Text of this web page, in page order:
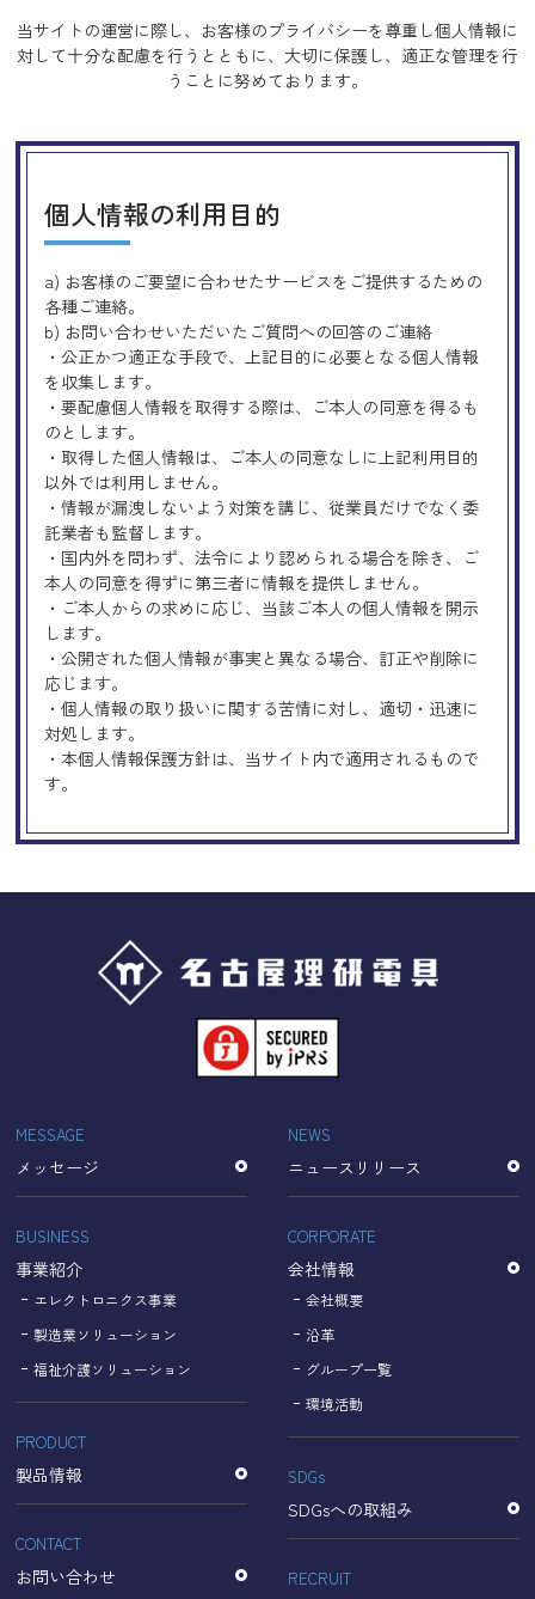
当サイトの運営に際し、お客様のプライバシーを尊重し個人情報に
対して十分な配慮を行うとともに、 大切に保護し、適正な管理を行
うことに努めております。
個人情報の利用目的
a) お客様のご要望に合わせたサービスをご提供するための
各種ご連絡。
b) お問い合わせいただいたご質問への回答のご連絡
・公正かつ適正な手段で、上記目的に必要となる個人情報
を収集します。
・要配慮個人情報を取得する際は、ご本人の同意を得るも
のとします。
・取得した個人情報は、ご本人の同意なしに上記利用目的
以外では利用しません。
・情報が漏洩しないよう対策を講じ、従業員だけでなく委
託業者も監督します。
・国内外を問わず、法令により認められる場合を除き、ご
本人の同意を得ずに第三者に情報を提供しません。
・ご本人からの求めに応じ、当該ご本人の個人情報を開示
します。
・公開された個人情報が事実と異なる場合、訂正や削除に
応じます。
・個人情報の取り扱いに関する苦情に対し、適切・迅速に
対処します。
・本個人情報保護方針は、当サイト内で適用されるもので
す。
Googleアナリティクスの使用につい
当サイトでは、より良いサービスの提供、またユーザビリ
ティの向上のため、Googleアナリティクスを使用し、当サ
イトの利用状況などのデータ収集及び解析を行っておりま
す。その際、「Cookie」を通じて、Googleがお客様のIPア
ドレスなどの情報を収集する場合がありますが、
「Cookie」で収集される情報は個人を特定できるものでは
収集されたデータはGoogleのプライバシーポリシーにおい
て管理されます。
なお、当サイトのご利用をもって、上述の方法・目的にお
いてGoogle及び当サイトが行うデータ処理に関し、お客様
【Googleのプライバシーポリシー】
https://policies.google.com/privacy?hl=ja
https://policies.google.com/technologies/partner-sites?
hl=ja
個人情報に関するお問い合わせ窓口
名古屋理研電具株式会社
TEL：052-833-1248
MESSAGE
メッセージ
BUSINESS
事業紹介
エレクトロニクス事業
製造業ソリューション
福祉介護ソリューション
PRODUCT
製品情報
CONTACT
お問い合わせ
NEWS
ニュースリリース
CORPORATE
会社情報
会社概要
沿革
グループ一覧
環境活動
SDGs
SDGsへの取組み
RECRUIT